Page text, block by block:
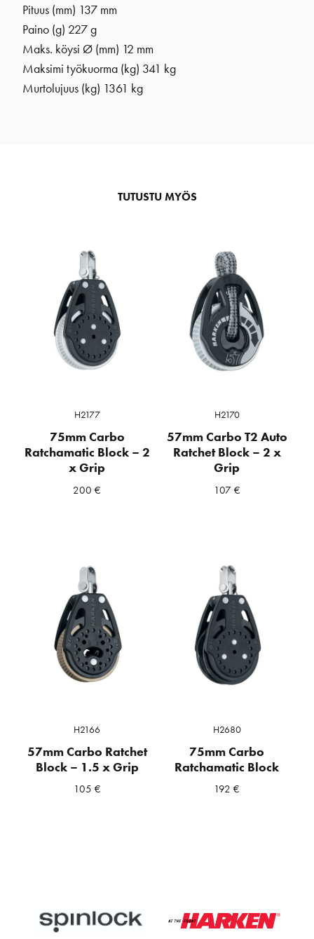
Pituus (mm) 137 mm
Paino (g) 227 g
Maks. köysi Ø (mm) 12 mm
Maksimi työkuorma (kg) 341 kg
Murtolujuus (kg) 1361 kg
TUTUSTU MYÖS
H2177
75mm Carbo
Ratchamatic Block – 2
x Grip
200€
H2170
57mm Carbo T2 Auto
Ratchet Block – 2 x
Grip
107 €
H2166
57mm Carbo Ratchet
Block – 1.5 x Grip
105 €
H2680
75mm Carbo
Ratchamatic Block
192€